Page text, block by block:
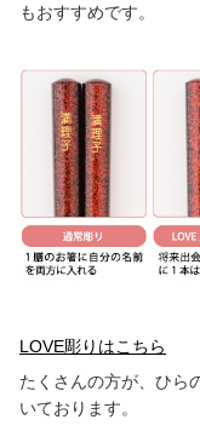
もおすすめです。
LOVE彫りはこちら
たくさんの方が、ひら
いております。